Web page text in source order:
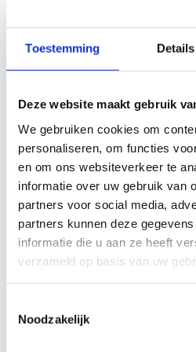
Toestemming Details
Deze website maakt gebruik
We gebruiken cookies om
personaliseren, om functies
en om ons websiteverkeer te
informatie over uw gebruik van
partners voor social media,
partners kunnen deze
informatie die u aan ze heeft
verzameld op basis van uw
Noodzakelijk
Nu steeds meer gezinnen
rivieren en recreatieplassen,
waterveiligheid bij kinderen. De
stroming, koude of paniek. Met
lessenreeks willen we samen met
voorbereiden op veilig
“Zwemmen in open water zoals
helemaal anders dan zwemmen
de bodem niet altijd, de
voortdurend en veiligheid speelt
alleen sterker maken als
zelfvertrouwen geven in